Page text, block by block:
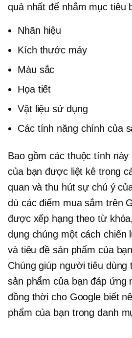
quả nhất để nhắm mục tiêu
Nhãn hiệu
Kích thước máy
Màu sắc
Họa tiết
Vật liệu sử dụng
Các tính năng chính của
Bao gồm các thuộc tính này
của bạn được liệt kê trong
quan và thu hút sự chú ý
dù các điểm mua sắm trên
được xếp hạng theo từ
dụng chúng một cách chiến
và tiêu đề sản phẩm của
Chúng giúp người tiêu dùng
sản phẩm của bạn đáp ứng
đồng thời cho Google biết
phẩm của bạn trong danh